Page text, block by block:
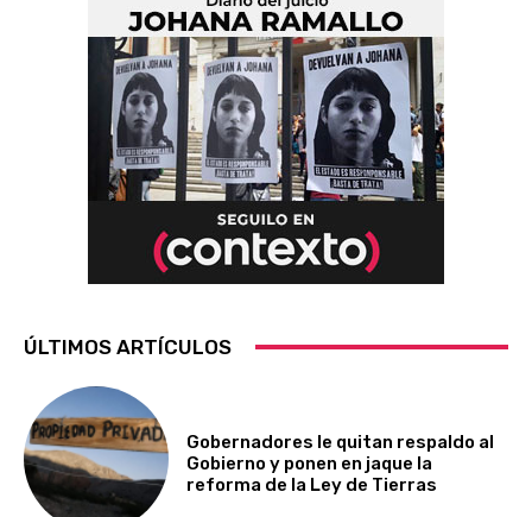
ÚLTIMOS ARTÍCULOS
Gobernadores le quitan respaldo al
Gobierno y ponen en jaque la
reforma de la Ley de Tierras